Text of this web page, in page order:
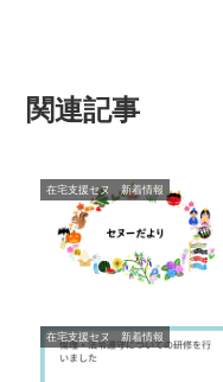
関連記事
在宅支援セヌ 新着情報
在宅支援セヌ 新着情報